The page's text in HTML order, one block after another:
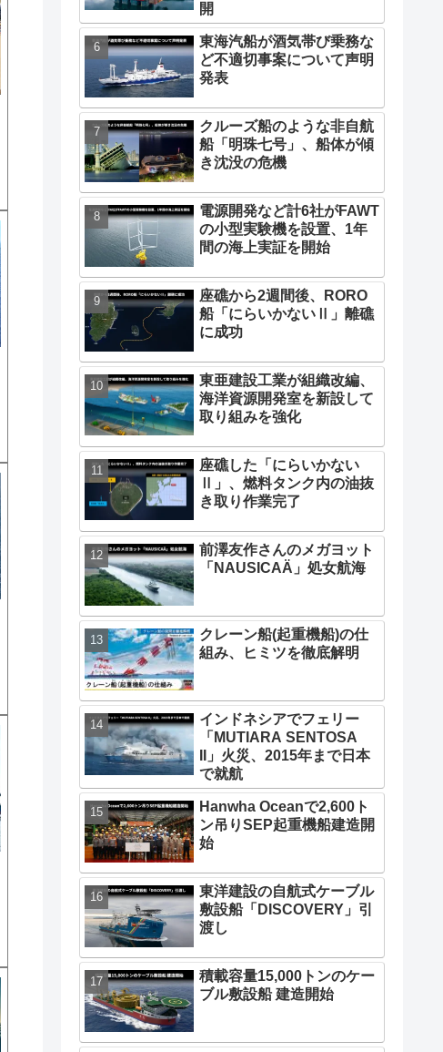
開
東海汽船が酒気帯び乗務な
ど不適切事案について声明
発表
クルーズ船のような非自航
船「明珠七号」、船体が傾
き沈没の危機
電源開発など計6社がFAWT
の小型実験機を設置、1年
間の海上実証を開始
座礁から2週間後、RORO
船「にらいかないⅡ」離礁
に成功
東亜建設工業が組織改編、
海洋資源開発室を新設して
取り組みを強化
座礁した「にらいかない
Ⅱ」、燃料タンク内の油抜
き取り作業完了
前澤友作さんのメガヨット
「NAUSICAÄ」処女航海
クレーン船(起重機船)の仕
組み、ヒミツを徹底解明
インドネシアでフェリー
「MUTIARA SENTOSA
II」火災、2015年まで日本
で就航
Hanwha Oceanで2,600ト
ン吊りSEP起重機船建造開
始
東洋建設の自航式ケーブル
敷設船「DISCOVERY」引
渡し
積載容量15,000トンのケー
ブル敷設船 建造開始